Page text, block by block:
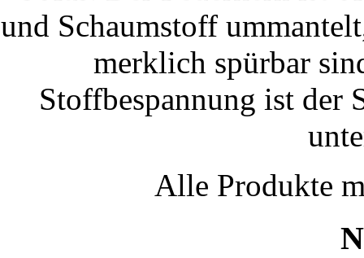
und Schaumstoff
merklich spürbar
Stoffbespannung ist der
Alle Produkte